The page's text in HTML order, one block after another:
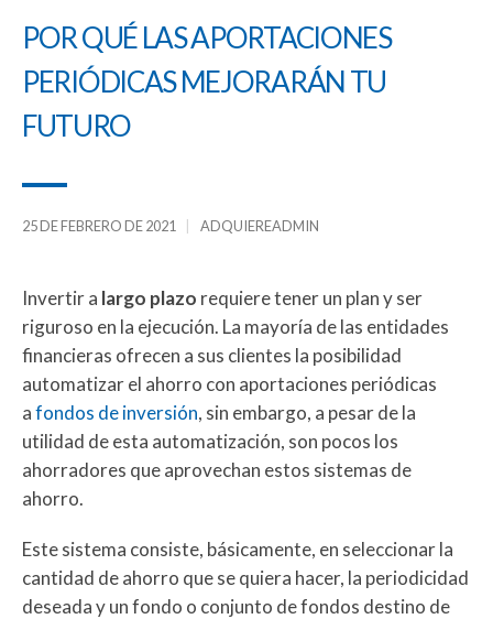
POR QUÉ LAS APORTACIONES
PERIÓDICAS MEJORARÁN TU
FUTURO
25 DE FEBRERO DE 2021 ADQUIEREADMIN
Invertir a largo plazo requiere tener un plan y ser
riguroso en la ejecución. La mayoría de las entidades
financieras ofrecen a sus clientes la posibilidad
automatizar el ahorro con aportaciones periódicas
afondos de inversión, sin embargo, a pesar de la
utilidad de esta automatización, son pocos los
ahorradores que aprovechan estos sistemas de
ahorro.
Este sistema consiste, básicamente, en seleccionar la
cantidad de ahorro que se quiera hacer, la periodicidad
deseada y un fondo o conjunto de fondos destino de